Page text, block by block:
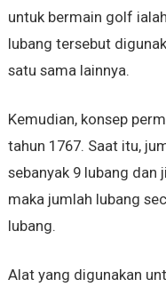
untuk bermain golf
lubang tersebut
satu sama lainnya.
Kemudian, konsep
tahun 1767. Saat itu,
sebanyak 9 lubang dan
maka jumlah lubang
lubang.
Alat yang digunakan